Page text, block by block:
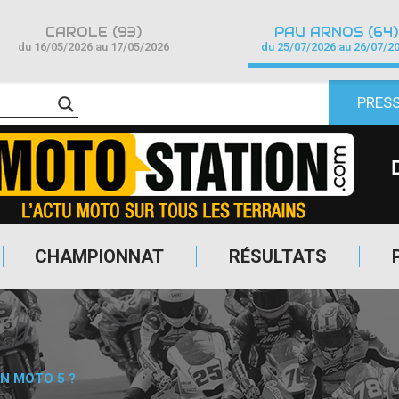
CHAMPIONNAT RÉSULTATS
CAROLE (93)
du 16/05/2026 au 17/05/2026
PAU ARNOS (64)
du 25/07/2026 au 26/07/
MOTO 5 ?